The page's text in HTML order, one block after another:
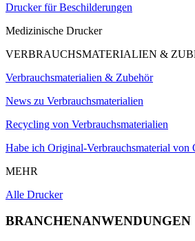
Drucker für Beschilderungen
Medizinische Drucker
VERBRAUCHSMATERIALIEN &
Verbrauchsmaterialien & Zubehör
News zu Verbrauchsmaterialien
Recycling von Verbrauchsmaterialien
Habe ich Original-Verbrauchsmaterial von
MEHR
Alle Drucker
BRANCHENANWENDUNGEN